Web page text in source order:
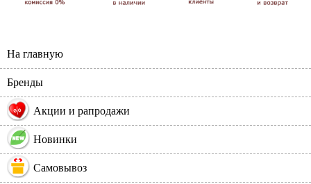
На главную
Бренды
% Акции и рапродажи
Новинки
Самовывоз